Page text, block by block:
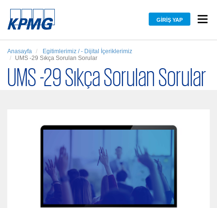
GIRIŞ YAP
Anasayfa
Egitimlerimiz / - Dijital İçeriklerimiz
UMS -29 Sıkça Sorulan Sorular
UMS -29 Sıkça Sorulan Sorular